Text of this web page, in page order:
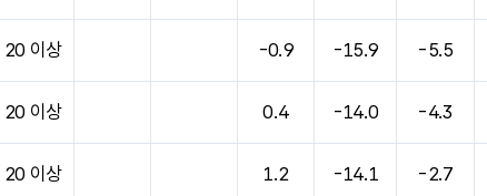
20 이상 -0.9 -15.9 -5.5
20 이상 0.4 -14.0 -4.3
20 이상 1.2 -14.1 -2.7